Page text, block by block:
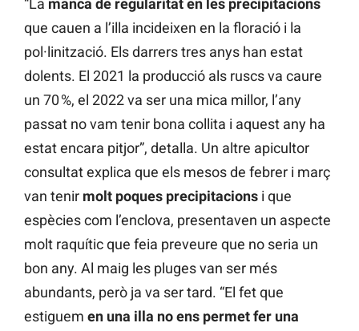
“La manca de regularitat en les precipitacions
que cauen a l’illa incideixen en la floració i la
pol·linització. Els darrers tres anys han estat
dolents. El 2021 la producció als ruscs va caure
un 70 %, el 2022 va ser una mica millor, l’any
passat no vam tenir bona collita i aquest any ha
estat encara pitjor”, detalla. Un altre apicultor
consultat explica que els mesos de febrer i març
van tenir molt poques precipitacions i que
espècies com l’enclova, presentaven un aspecte
molt raquític que feia preveure que no seria un
bon any. Al maig les pluges van ser més
abundants, però ja va ser tard. “El fet que
estiguem en una illa no ens permet fer una